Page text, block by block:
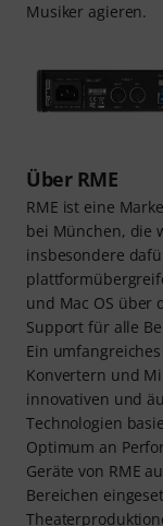
Musiker agieren.
Über RME
RME ist eine
bei München, die
insbesondere
und Mac OS über
Support für alle
Ein
Konvertern und
innovativen und
Technologien
Optimum an
Geräte von RME
Bereichen